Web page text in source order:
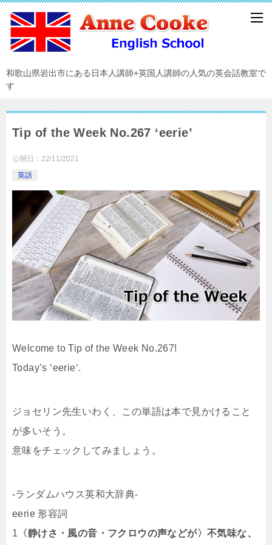
和歌山県岩出市にある日本人講師+英国人講師の人気の英会話教室で
す
Tip of the Week No.267 ‘eerie’
公開日： 22/11/2021
英語
Welcome to Tip of the Week No.267!
Today’s ‘eerie‘.
ジョセリン先生いわく、この単語は本で見かけること
が多いそう。
意味をチェックしてみましょう。
-ランダムハウス英和大辞典-
eerie 形容詞
1 〈静けさ・風の音・フクロウの声などが〉不気味な、